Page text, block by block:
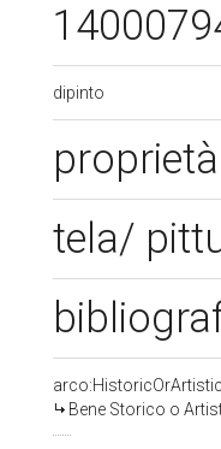
dipinto
tela/
Bene Storico o